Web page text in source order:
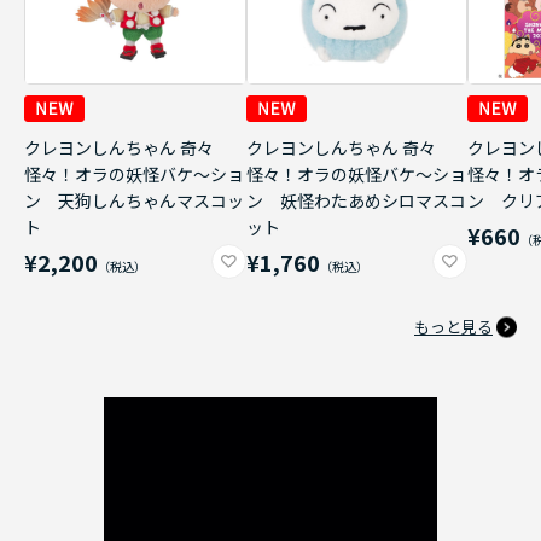
クレヨンしんちゃん 奇々
怪々！オラの妖怪バケ～ショ
ン 天狗しんちゃんマスコッ
ト
¥2,200
クレヨンしんちゃん 奇々
怪々！オラの妖怪バケ～ショ
ン 妖怪わたあめシロマスコ
ット
¥1,760
クレヨン
怪々！オ
ン クリ
¥660
もっと見る